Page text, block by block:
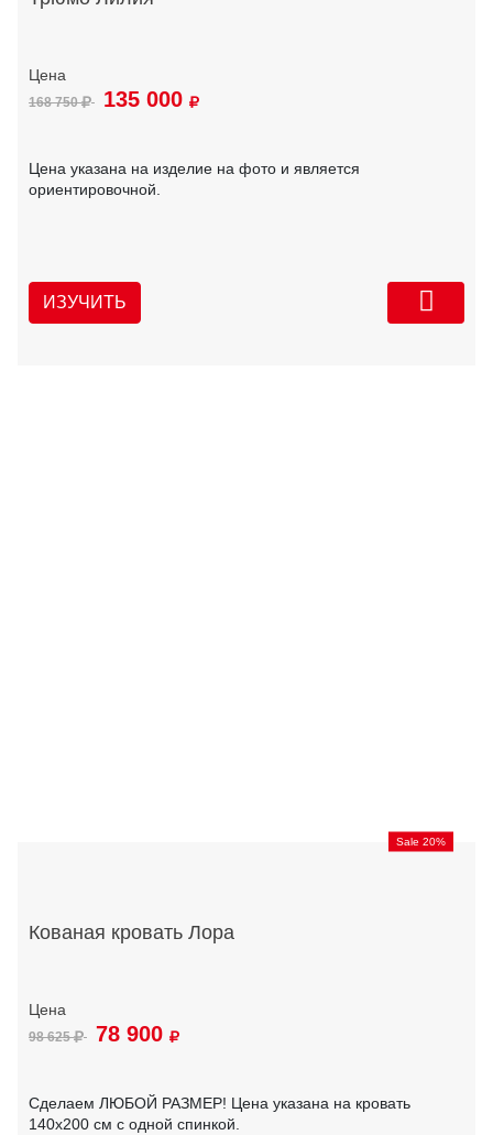
168 750 135 000
Цена указана на изделие на фото и является
ориентировочной.
ИЗУЧИТЬ
Sale 20%
Кованая кровать Лора
98 625 78 900
Сделаем ЛЮБОЙ РАЗМЕР! Цена указана на кровать
140х200 см с одной спинкой.